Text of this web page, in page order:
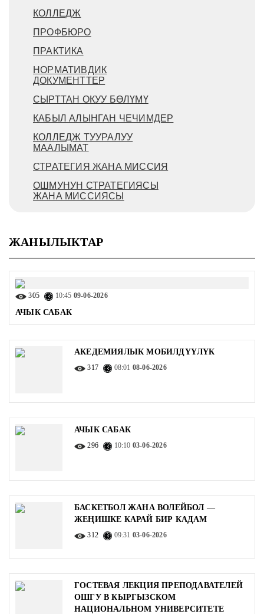
КОЛЛЕДЖ
ПРОФБЮРО
ПРАКТИКА
НОРМАТИВДИК
ДОКУМЕНТТЕР
СЫРТТАН ОКУУ БӨЛҮМҮ
КАБЫЛ АЛЫНГАН ЧЕЧИМДЕР
КОЛЛЕДЖ ТУУРАЛУУ
МААЛЫМАТ
СТРАТЕГИЯ ЖАНА МИССИЯ
ОШМУНУН СТРАТЕГИЯСЫ
ЖАНА МИССИЯСЫ
ЖАНЫЛЫКТАР
305 10:45 09-06-2026
АЧЫК САБАК
АКЕДЕМИЯЛЫК МОБИЛДҮҮЛҮК
317 08:01 08-06-2026
АЧЫК САБАК
296 10:10 03-06-2026
БАСКЕТБОЛ ЖАНА ВОЛЕЙБОЛ —
ЖЕҢИШКЕ КАРАЙ БИР КАДАМ
312 09:31 03-06-2026
ГОСТЕВАЯ ЛЕКЦИЯ ПРЕПОДАВАТЕЛЕЙ
ОШГУ В КЫРГЫЗСКОМ
НАЦИОНАЛЬНОМ УНИВЕРСИТЕТЕ